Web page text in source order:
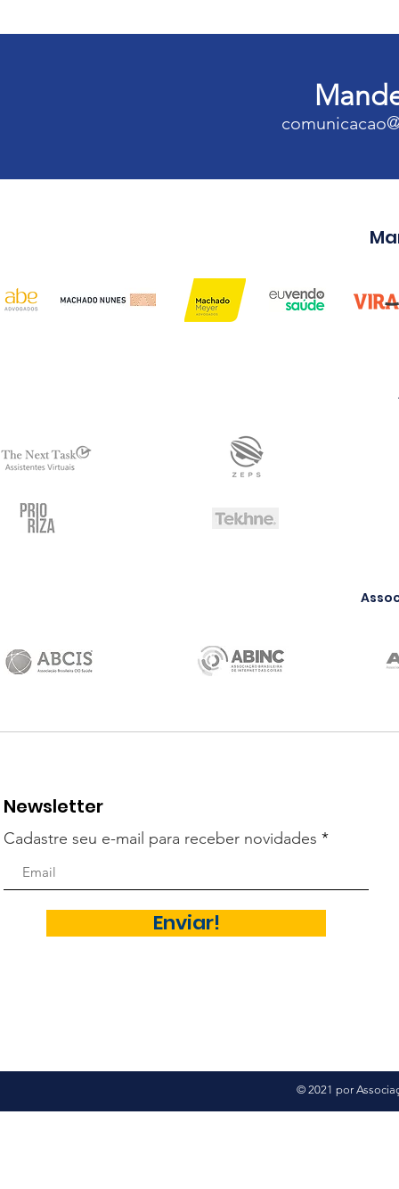
Newsletter
Cadastre seu e-mail para receber novidades
Enviar!
© 2021 por